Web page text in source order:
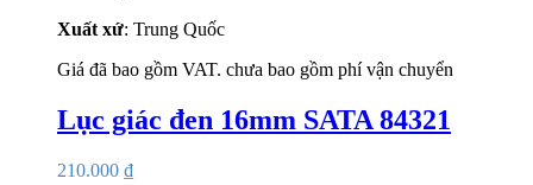
Xuất xứ: Trung Quốc
Giá đã bao gồm VAT. chưa bao gồm phí vận chuyển
Lục giác đen 16mm SATA 84321
210.000 ₫